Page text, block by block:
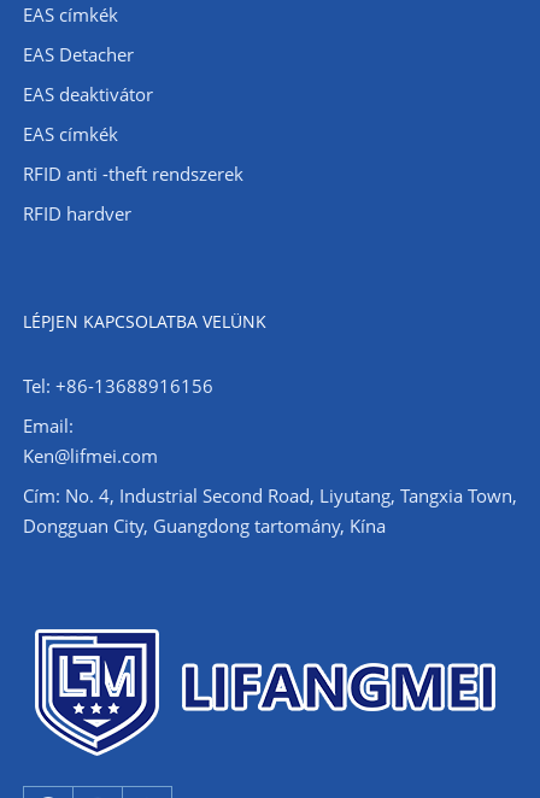
EAS címkék
EAS Detacher
EAS deaktivátor
EAS címkék
RFID anti -theft rendszerek
RFID hardver
LÉPJEN KAPCSOLATBA VELÜNK
Tel: +86-13688916156
Email:
Ken@lifmei.com
Cím: No. 4, Industrial Second Road, Liyutang, Tangxia Town,
Dongguan City, Guangdong tartomány, Kína